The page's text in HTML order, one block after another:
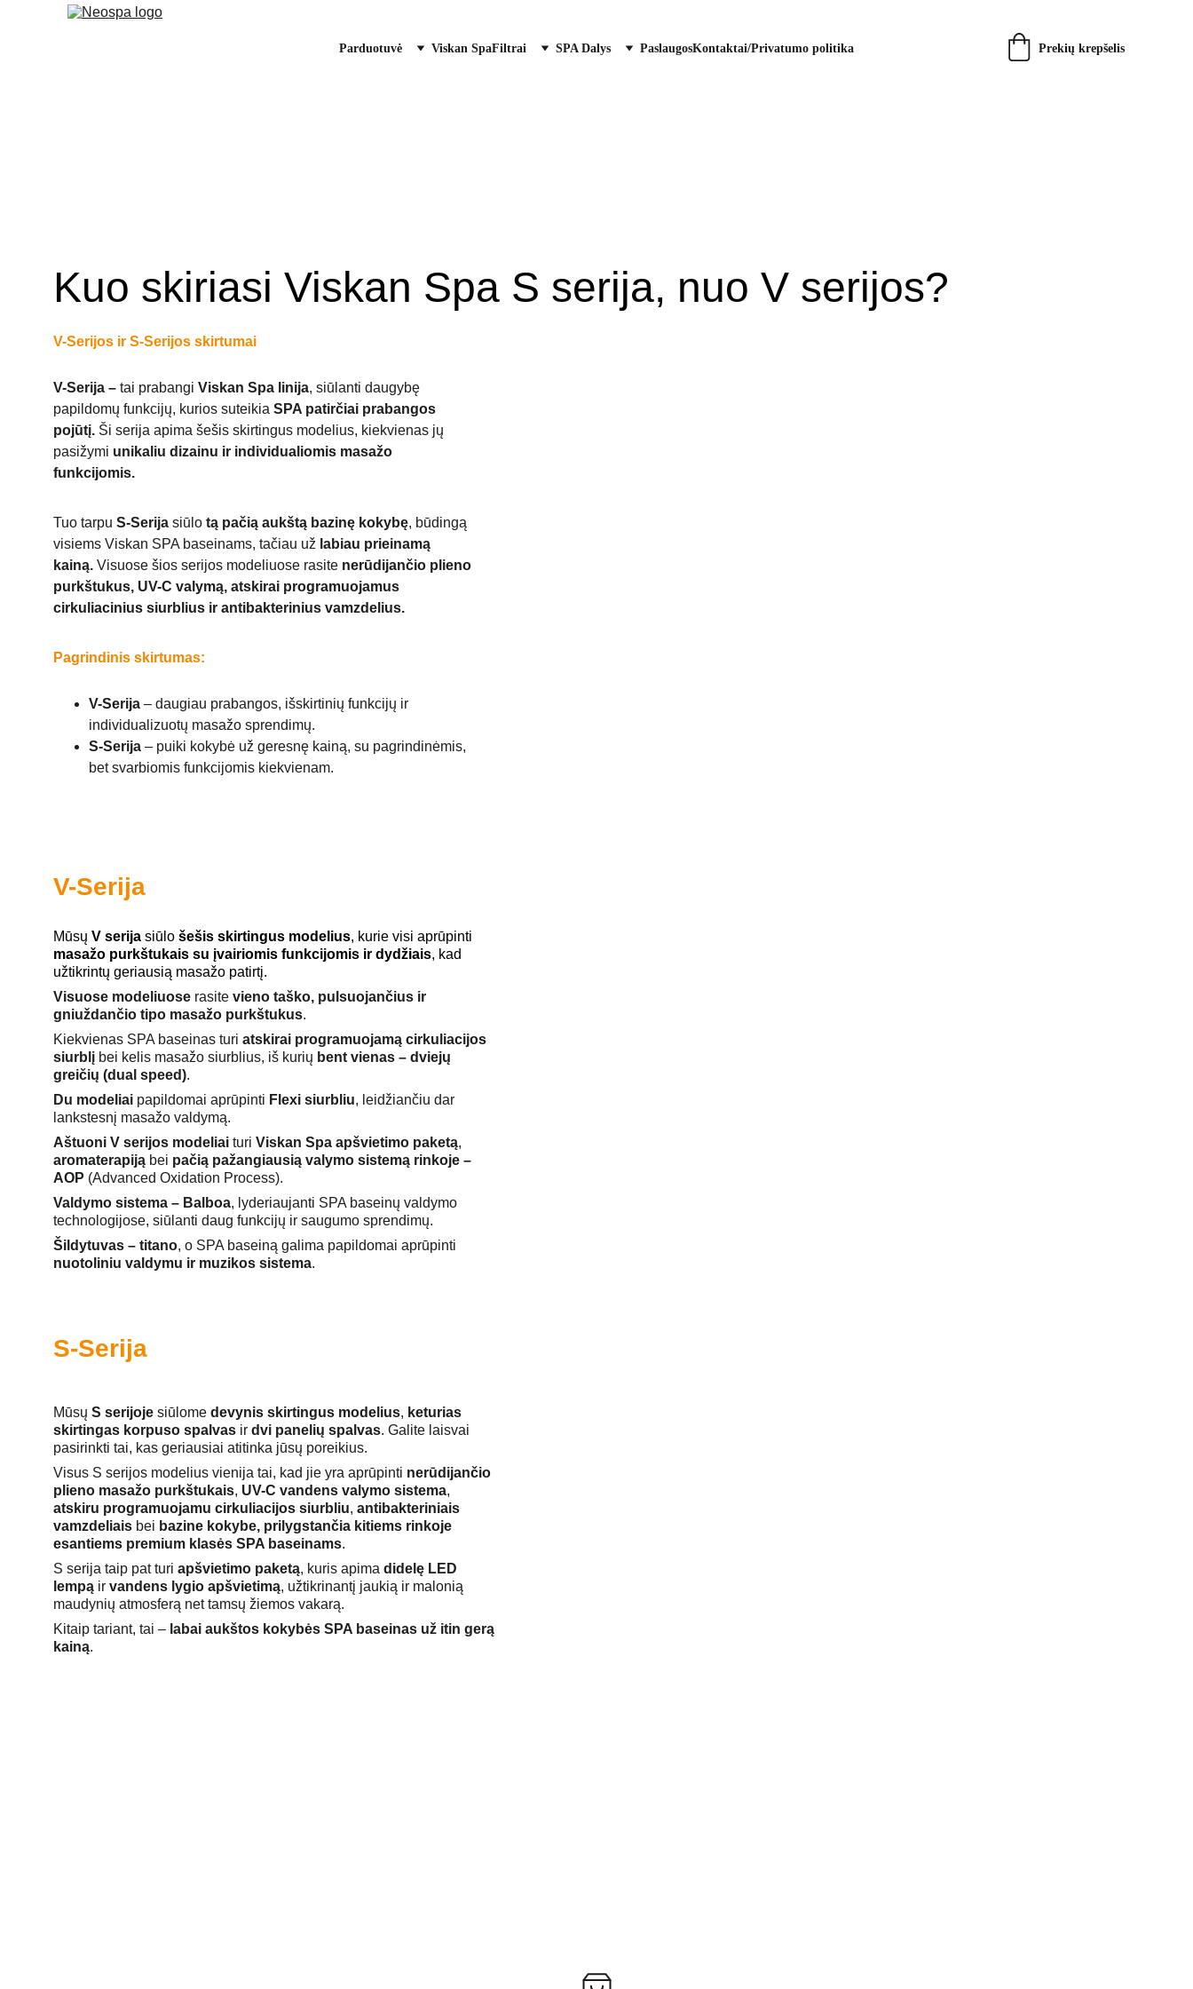
Parduotuvė Viskan SpaFiltrai SPA Dalys PaslaugosKontaktai/Privatumo politika Prekių krepšelis
Kuo skiriasi Viskan Spa S serija, nuo V serijos?
V-Serijos ir S-Serijos skirtumai
V-Serija – tai prabangi Viskan Spa linija, siūlanti daugybę
papildomų funkcijų, kurios suteikia SPA patirčiai prabangos
pojūtį. Ši serija apima šešis skirtingus modelius, kiekvienas jų
pasižymi unikaliu dizainu ir individualiomis masažo
funkcijomis.
Tuo tarpu S-Serija siūlo tą pačią aukštą bazinę kokybę, būdingą
visiems Viskan SPA baseinams, tačiau už labiau prieinamą
kainą. Visuose šios serijos modeliuose rasite nerūdijančio plieno
purkštukus, UV-C valymą, atskirai programuojamus
cirkuliacinius siurblius ir antibakterinius vamzdelius.
Pagrindinis skirtumas:
V-Serija – daugiau prabangos, išskirtinių funkcijų ir
individualizuotų masažo sprendimų.
S-Serija – puiki kokybė už geresnę kainą, su pagrindinėmis,
bet svarbiomis funkcijomis kiekvienam.
V-Serija
Mūsų V serija siūlo šešis skirtingus modelius, kurie visi aprūpinti
masažo purkštukais su įvairiomis funkcijomis ir dydžiais, kad
užtikrintų geriausią masažo patirtį.
Visuose modeliuose rasite vieno taško, pulsuojančius ir
gniuždančio tipo masažo purkštukus.
Kiekvienas SPA baseinas turi atskirai programuojamą cirkuliacijos
siurblį bei kelis masažo siurblius, iš kurių bent vienas – dviejų
greičių (dual speed).
Du modeliai papildomai aprūpinti Flexi siurbliu, leidžiančiu dar
lankstesnį masažo valdymą.
Aštuoni V serijos modeliai turi Viskan Spa apšvietimo paketą,
aromaterapiją bei pačią pažangiausią valymo sistemą rinkoje –
AOP (Advanced Oxidation Process).
Valdymo sistema – Balboa, lyderiaujanti SPA baseinų valdymo
technologijose, siūlanti daug funkcijų ir saugumo sprendimų.
Šildytuvas – titano, o SPA baseiną galima papildomai aprūpinti
nuotoliniu valdymu ir muzikos sistema.
S-Serija
Mūsų S serijoje siūlome devynis skirtingus modelius, keturias
skirtingas korpuso spalvas ir dvi panelių spalvas. Galite laisvai
pasirinkti tai, kas geriausiai atitinka jūsų poreikius.
Visus S serijos modelius vienija tai, kad jie yra aprūpinti nerūdijančio
plieno masažo purkštukais, UV-C vandens valymo sistema,
atskiru programuojamu cirkuliacijos siurbliu, antibakteriniais
vamzdeliais bei bazine kokybe, prilygstančia kitiems rinkoje
esantiems premium klasės SPA baseinams.
S serija taip pat turi apšvietimo paketą, kuris apima didelę LED
lempą ir vandens lygio apšvietimą, užtikrinantį jaukią ir malonią
maudynių atmosferą net tamsų žiemos vakarą.
Kitaip tariant, tai – labai aukštos kokybės SPA baseinas už itin gerą
kainą.